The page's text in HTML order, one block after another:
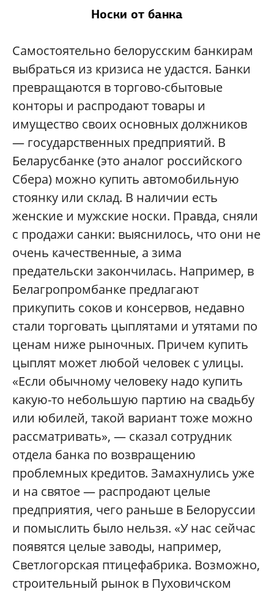
Носки от банка
Самостоятельно белорусским банкирам
выбраться из кризиса не удастся. Банки
превращаются в торгово-сбытовые
конторы и распродают товары и
имущество своих основных должников
— государственных предприятий. В
Беларусбанке (это аналог российского
Сбера) можно купить автомобильную
стоянку или склад. В наличии есть
женские и мужские носки. Правда, сняли
с продажи санки: выяснилось, что они не
очень качественные, а зима
предательски закончилась. Например, в
Белагропромбанке предлагают
прикупить соков и консервов, недавно
стали торговать цыплятами и утятами по
ценам ниже рыночных. Причем купить
цыплят может любой человек с улицы.
«Если обычному человеку надо купить
какую-то небольшую партию на свадьбу
или юбилей, такой вариант тоже можно
рассматривать», — сказал сотрудник
отдела банка по возвращению
проблемных кредитов. Замахнулись уже
и на святое — распродают целые
предприятия, чего раньше в Белоруссии
и помыслить было нельзя. «У нас сейчас
появятся целые заводы, например,
Светлогорская птицефабрика. Возможно,
строительный рынок в Пуховичском